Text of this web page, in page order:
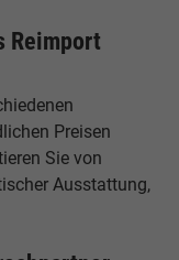
Reimport
Preisen
Sie von
Ausstattung,